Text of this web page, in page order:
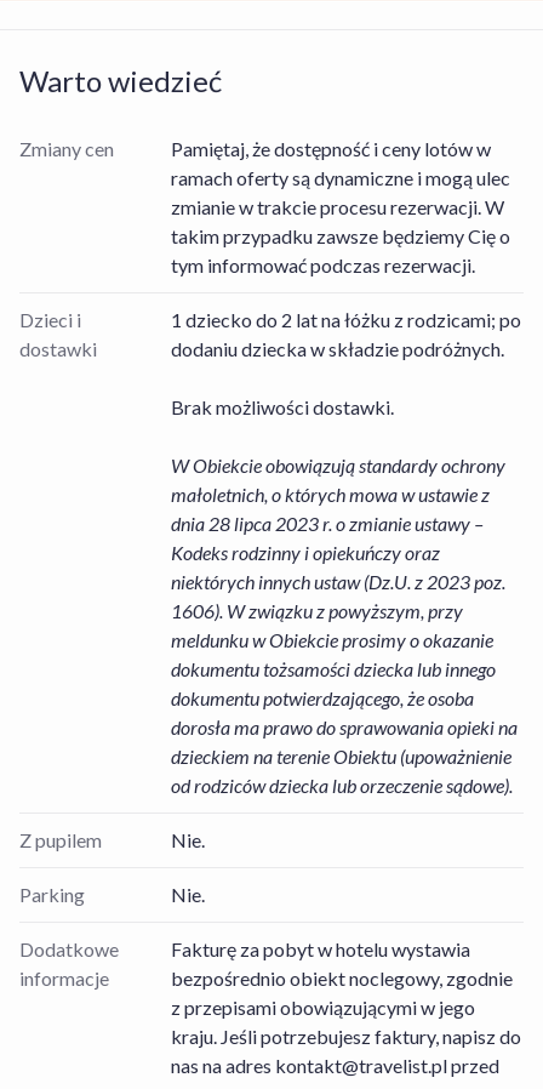
Warto wiedzieć
Zmiany cen
Pamiętaj, że dostępność i ceny lotów w
ramach oferty są dynamiczne i mogą ulec
zmianie w trakcie procesu rezerwacji. W
takim przypadku zawsze będziemy Cię o
tym informować podczas rezerwacji.
Dzieci i
dostawki
1 dziecko do 2 lat na łóżku z rodzicami; po
dodaniu dziecka w składzie podróżnych.
Brak możliwości dostawki.
W Obiekcie obowiązują standardy ochrony
małoletnich, o których mowa w ustawie z
dnia 28 lipca 2023 r. o zmianie ustawy –
Kodeks rodzinny i opiekuńczy oraz
niektórych innych ustaw (Dz.U. z 2023 poz.
1606). W związku z powyższym, przy
meldunku w Obiekcie prosimy o okazanie
dokumentu tożsamości dziecka lub innego
dokumentu potwierdzającego, że osoba
dorosła ma prawo do sprawowania opieki na
dzieckiem na terenie Obiektu (upoważnienie
od rodziców dziecka lub orzeczenie sądowe).
Z pupilem Nie.
Parking Nie.
Dodatkowe
informacje
Fakturę za pobyt w hotelu wystawia
bezpośrednio obiekt noclegowy, zgodnie
z przepisami obowiązującymi w jego
kraju. Jeśli potrzebujesz faktury, napisz do
nas na adres kontakt@travelist.plprzed